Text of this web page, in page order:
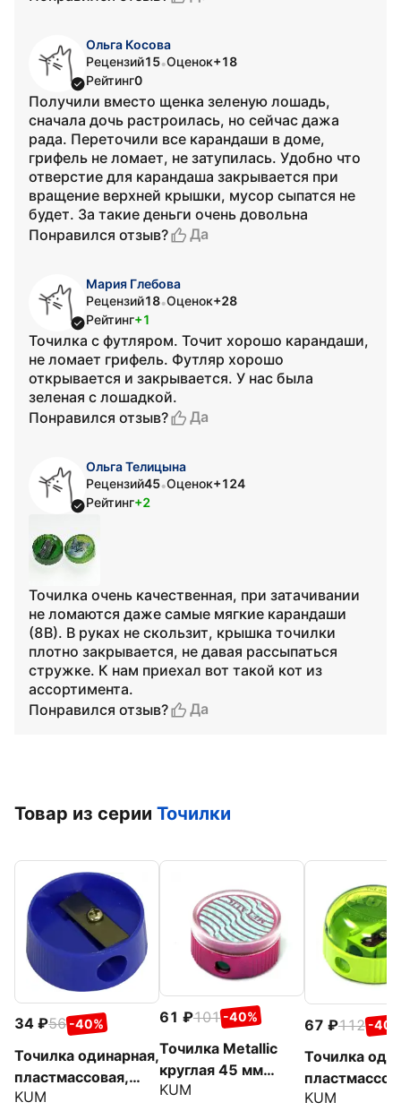
Ольга Косова
Рецензий15•Оценок+18
Рейтинг0
Получили вместо щенка зеленую лошадь,
сначала дочь растроилась, но сейчас дажа
рада. Переточили все карандаши в доме,
грифель не ломает, не затупилась. Удобно что
отверстие для карандаша закрывается при
вращение верхней крышки, мусор сыпатся не
будет. За такие деньги очень довольна
Понравился отзыв?
Да
Мария Глебова
Рецензий18•Оценок+28
Рейтинг+1
Точилка с футляром. Точит хорошо карандаши,
не ломает грифель. Футляр хорошо
открывается и закрывается. У нас была
зеленая с лошадкой.
Понравился отзыв?
Да
Ольга Телицына
Рецензий45•Оценок+124
Рейтинг+2
Точилка очень качественная, при затачивании
не ломаются даже самые мягкие карандаши
(8В). В руках не скользит, крышка точилки
плотно закрывается, не давая рассыпаться
стружке. К нам приехал вот такой кот из
ассортимента.
Понравился отзыв?
Да
Товар из серии Точилки
34 56 -40%
Точилка одинарная,
пластмассовая,
круглая (K-100-16)
KUM
61 101 -40%
Точилка Metallic
круглая 45 мм
(К-206-05)
KUM
67 112 -
Точилка
круглая (K-
KUM